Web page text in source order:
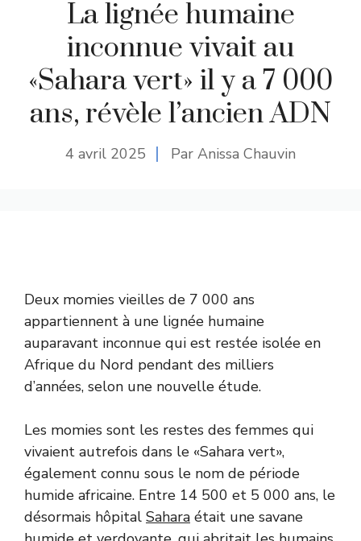
La lignée humaine
inconnue vivait au
«Sahara vert» il y a 7 000
ans, révèle l’ancien ADN
4 avril 2025 Par Anissa Chauvin
Deux momies vieilles de 7 000 ans
appartiennent à une lignée humaine
auparavant inconnue qui est restée isolée en
Afrique du Nord pendant des milliers
d’années, selon une nouvelle étude.
Les momies sont les restes des femmes qui
vivaient autrefois dans le «Sahara vert»,
également connu sous le nom de période
humide africaine. Entre 14 500 et 5 000 ans, le
désormais hôpital Sahara était une savane